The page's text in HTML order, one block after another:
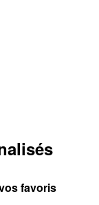
favoris